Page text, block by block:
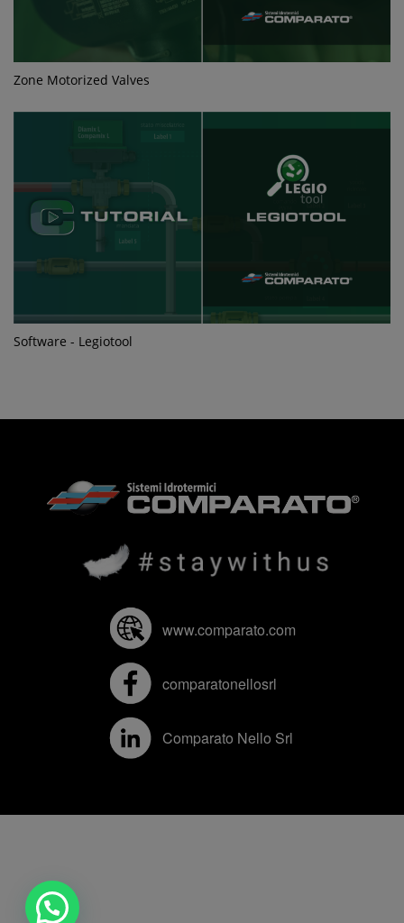
Zone Motorized Valves
Software - Legiotool
www.comparato.com
comparatonellosrl
Comparato Nello Srl